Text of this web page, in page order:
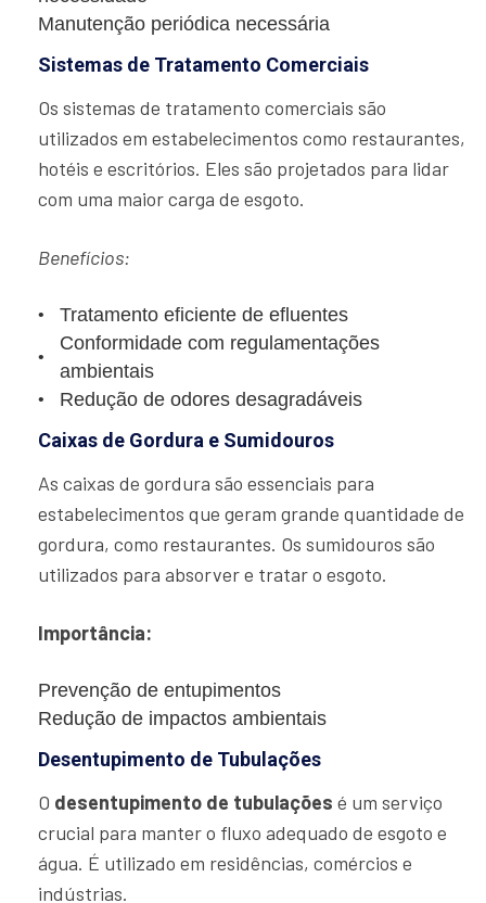
Manutenção periódica necessária
Sistemas de Tratamento Comerciais
Os sistemas de tratamento comerciais são
utilizados em estabelecimentos como restaurantes,
hotéis e escritórios. Eles são projetados para lidar
com uma maior carga de esgoto.
Benefícios:
Tratamento eficiente de efluentes
Conformidade com regulamentações
ambientais
Redução de odores desagradáveis
Caixas de Gordura e Sumidouros
As caixas de gordura são essenciais para
estabelecimentos que geram grande quantidade de
gordura, como restaurantes. Os sumidouros são
utilizados para absorver e tratar o esgoto.
Importância:
Prevenção de entupimentos
Redução de impactos ambientais
Desentupimento de Tubulações
O desentupimento de tubulações é um serviço
crucial para manter o fluxo adequado de esgoto e
água. É utilizado em residências, comércios e
indústrias.